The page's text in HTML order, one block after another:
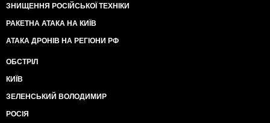
ЗНИЩЕННЯ РОСІЙСЬКОЇ ТЕХНІКИ
РАКЕТНА АТАКА НА КИЇВ
АТАКА ДРОНІВ НА РЕГІОНИ РФ
ОБСТРІЛ
КИЇВ
ЗЕЛЕНСЬКИЙ ВОЛОДИМИР
РОСІЯ